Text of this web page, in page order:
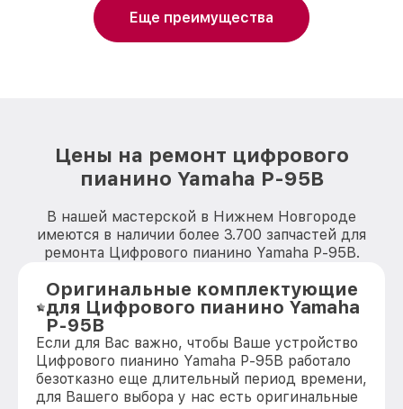
Еще преимущества
Цены на ремонт цифрового
пианино Yamaha P-95B
В нашей мастерской в Нижнем Новгороде
имеются в наличии более 3.700 запчастей для
ремонта Цифрового пианино Yamaha P-95B.
Оригинальные комплектующие
для Цифрового пианино Yamaha
P-95B
Если для Вас важно, чтобы Ваше устройство
Цифрового пианино Yamaha P-95B работало
безотказно еще длительный период времени,
для Вашего выбора у нас есть оригинальные